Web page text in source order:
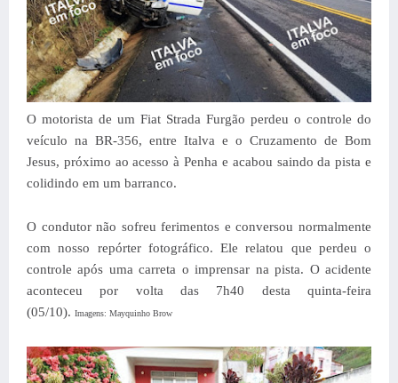
O motorista de um Fiat Strada Furgão perdeu o controle do
veículo na BR-356, entre Italva e o Cruzamento de Bom
Jesus, próximo ao acesso à Penha e acabou saindo da pista e
colidindo em um barranco.
O condutor não sofreu ferimentos e conversou normalmente
com nosso repórter fotográfico. Ele relatou que perdeu o
controle após uma carreta o imprensar na pista. O acidente
aconteceu por volta das 7h40 desta quinta-feira
(05/10). Imagens: Mayquinho Brow